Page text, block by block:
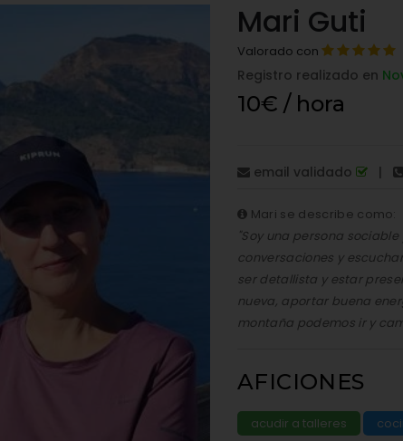
Mari Guti
Valorado con
Registro realizado en
10€ / hora
email validado |
Mari se describe como:
"Soy una persona
conversaciones y
ser detallista y estar
nueva, aportar buena
montaña podemos ir y
AFICIONES
acudir a talleres